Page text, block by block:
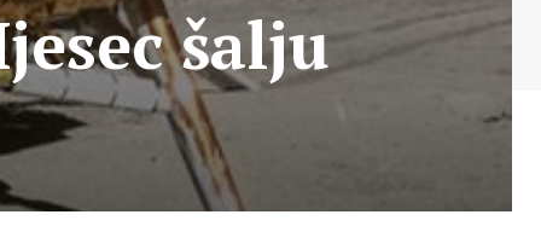
šalju